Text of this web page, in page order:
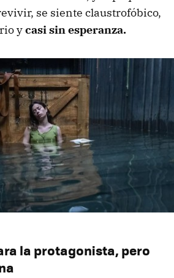
se siente claustrofóbico,
ycasi sin esperanza.
la protagonista, pero